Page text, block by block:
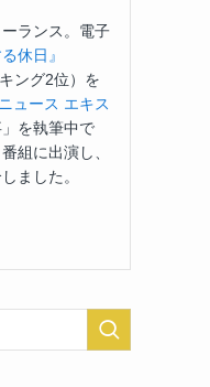
ランス。電子
休日』
ング2位）を
ュース エキス
を執筆中で
組に出演し、
ました。